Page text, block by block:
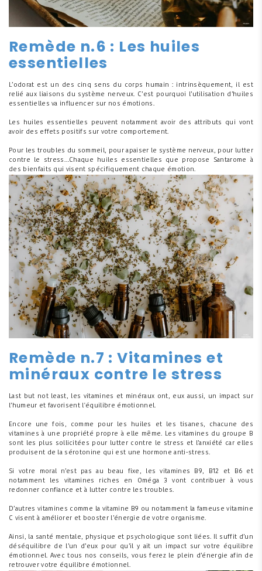
Remède n.6 : Les huiles
essentielles
L’odorat est un des cinq sens du corps humain : intrinsèquement, il est
relié aux liaisons du système nerveux. C’est pourquoi l’utilisation d’huiles
essentielles va influencer sur nos émotions.
Les huiles essentielles peuvent notamment avoir des attributs qui vont
avoir des effets positifs sur votre comportement.
Pour les troubles du sommeil, pour apaiser le système nerveux, pour lutter
contre le stress…Chaque huiles essentielles que propose Santarome à
des bienfaits qui visent spécifiquement chaque émotion.
Remède n.7 : Vitamines et
minéraux contre le stress
Last but not least, les vitamines et minéraux ont, eux aussi, un impact sur
l’humeur et favorisent l'équilibre émotionnel.
Encore une fois, comme pour les huiles et les tisanes, chacune des
vitamines à une propriété propre à elle même. Les vitamines du groupe B
sont les plus sollicitées pour lutter contre le stress et l’anxiété car elles
produisent de la sérotonine qui est une hormone anti-stress.
Si votre moral n’est pas au beau fixe, les vitamines B9, B12 et B6 et
notamment les vitamines riches en Oméga 3 vont contribuer à vous
redonner confiance et à lutter contre les troubles.
D’autres vitamines comme la vitamine B9 ou notamment la fameuse vitamine
C visent à améliorer et booster l’énergie de votre organisme.
Ainsi, la santé mentale, physique et psychologique sont liées. Il suffit d’un
déséquilibre de l’un d’eux pour qu’il y ait un impact sur votre équilibre
émotionnel. Avec tous nos conseils, vous ferez le plein d’énergie afin de
retrouver votre équilibre émotionnel.